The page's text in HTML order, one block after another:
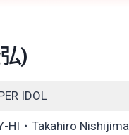
)
IDOL
HI・Takahiro Nishijima